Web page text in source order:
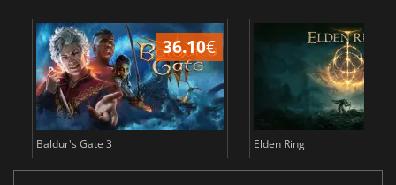
36.10€
Baldur's Gate 3 Elden Ring